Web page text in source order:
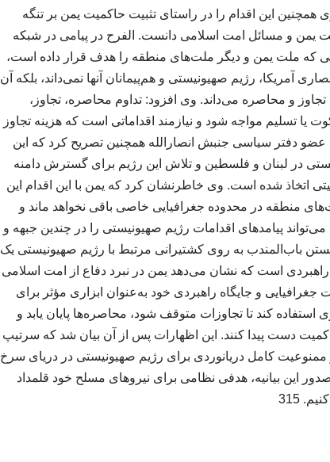
همچنین این اقدام را در راستای تثبیت حاکمیت یمن بر تنگه
یمن و مسائل امت اسلامی دانست. الفرح در پیامی در شبکه
که ملت یمن و دیگر ملت‌های منطقه را هدف قرار داده است،
آمریکا، رژیم صهیونیستی و هم‌پیمانان آنها نمی‌داند، بلکه آن
و محاصره می‌داند. وی افزود: تداوم محاصره، تجاوز،
یا تسلیم مواجه شود و نیازمند اقداماتی است که هزینه تجاوز
عضو دفتر سیاسی جنبش انصارالله همچنین تصریح کرد که این
در لبنان و فلسطین و تلاش این رژیم برای گسترش دامنه
اتخاذ شده است. وی خاطرنشان کرد که یمن با این اقدام این
منطقه در محدوده جغرافیایی خاصی باقی نخواهد ماند و
پیامدهای اقدامات رژیم صهیونیستی را در چندین جبهه و
باب‌المندب به روی کشتیرانی مرتبط با رژیم صهیونیستی یک
و راهبردی است که نشان می‌دهد یمن در نبرد دفاع از امت اسلامی
و جایگاه راهبردی خود به‌عنوان ابزاری مؤثر برای
کند تا تجاوزات متوقف شود، محاصره‌ها پایان یابد و
دست پیدا کنند. این اظهارات پس از آن بیان شد که سرتیپ
کامل دریانوردی برای رژیم صهیونیستی در دریای سرخ
این بیانیه، هدفی نظامی برای نیروهای مسلح خود قلمداد
315